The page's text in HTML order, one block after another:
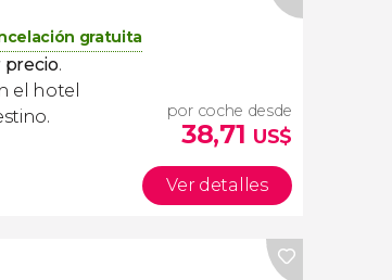
gratuita
precio.
el hotel
por coche desde
38,71 US$
Ver detalles